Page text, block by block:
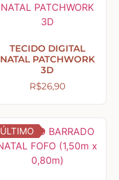
TECIDO DIGITAL
NATAL PATCHWORK
3D
R$26,90
ÚLTIMO